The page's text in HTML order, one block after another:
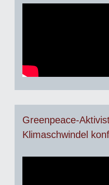
Greenpeace-
Klimaschwindel